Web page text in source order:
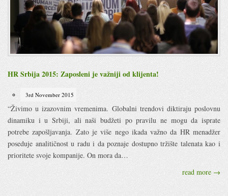
HR Srbija 2015: Zaposleni je važniji od klijenta!
3rd November 2015
“Živimo u izazovnim vremenima. Globalni trendovi diktiraju poslovnu
dinamiku i u Srbiji, ali naši budžeti po pravilu ne mogu da isprate
potrebe zapošljavanja. Zato je više nego ikada važno da HR menadžer
poseduje analitičnost u radu i da poznaje dostupno tržište talenata kao i
prioritete svoje kompanije. On mora da…
read more →